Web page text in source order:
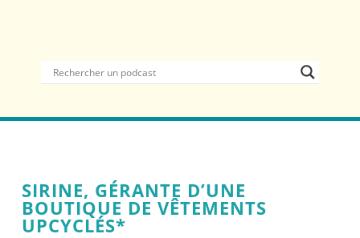
SIRINE, GÉRANTE D’UNE
BOUTIQUE DE VÊTEMENTS
UPCYCLÉS*